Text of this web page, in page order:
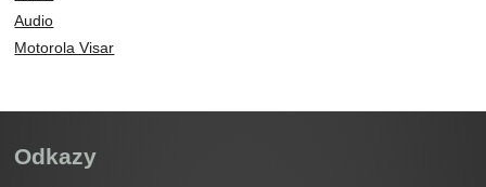
Audio
Motorola Visar
Odkazy